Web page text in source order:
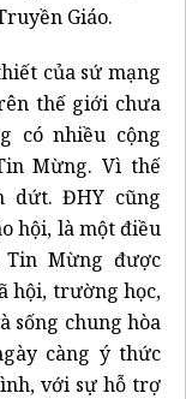
Giáo.
của sứ mạng
thế giới chưa
có nhiều cộng
Mừng. Vì thế
dứt. ĐHY cũng
hội, là một điều
Mừng được
hội, trường học,
sống chung hòa
càng ý thức
với sự hỗ trợ